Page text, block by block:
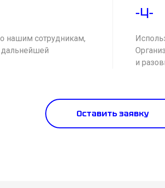
нашим сотрудникам,
дальнейшей
-4-
и
Оставить заявку